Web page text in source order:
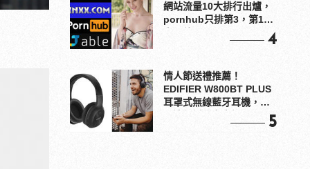
網站流量10大排行出爐，
pornhub只排第3，第1名
4
情人節送禮推薦！
EDIFIER W800BT PLUS
耳罩式無線藍牙耳機，在
5